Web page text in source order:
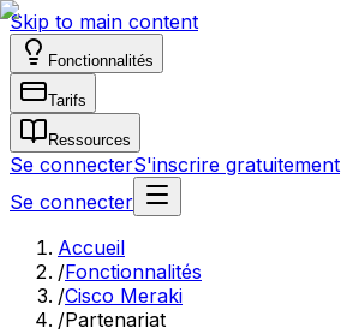
Skip to main content
Fonctionnalités
Tarifs
Ressources
Se connecterS'inscrire gratuitement
Se connecter
Accueil
/Fonctionnalités
/Cisco Meraki
/Partenariat